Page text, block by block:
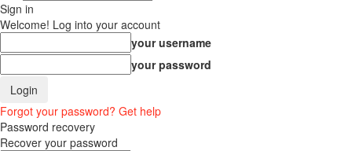
Sign in
Welcome! Log into your account
your username
your password
Forgot your password? Get help
Password recovery
Recover your password